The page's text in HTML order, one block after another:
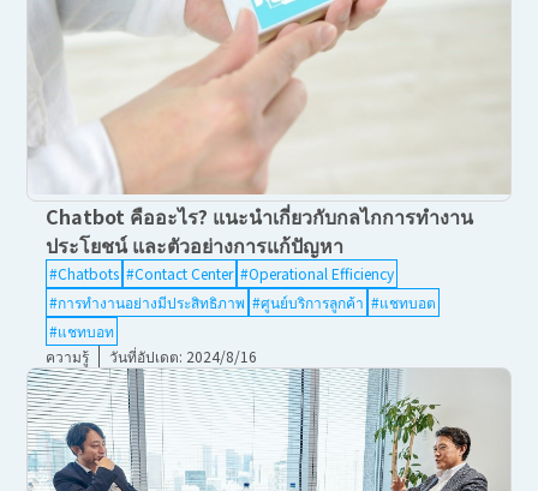
Chatbot คืออะไร? แนะนำเกี่ยวกับกลไกการทำงาน
ประโยชน์ และตัวอย่างการแก้ปัญหา
#Chatbots #Contact Center #Operational Efficiency
#การทำงานอย่างมีประสิทธิภาพ #ศูนย์บริการลูกค้า #แชทบอต
#แชทบอท
ความรู้
วันที่อัปเดต: 2024/8/16